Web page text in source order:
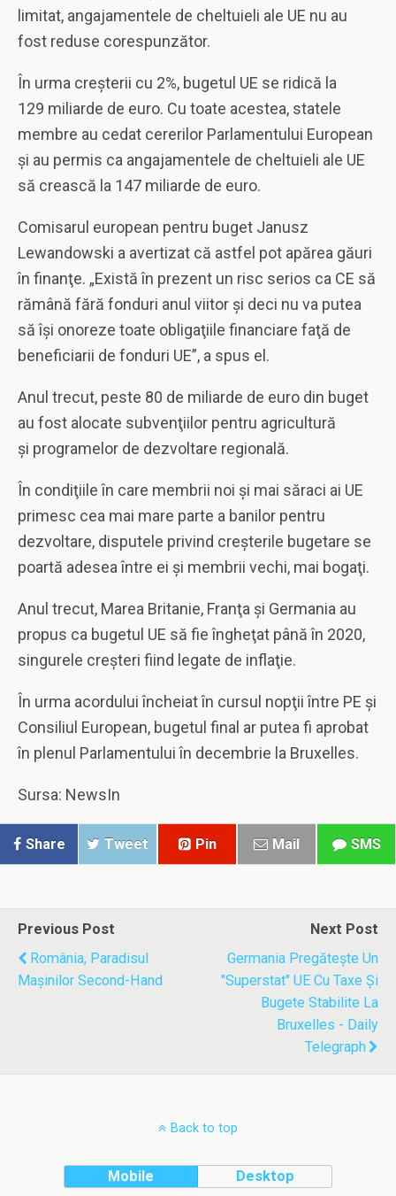
limitat, angajamentele de cheltuieli ale UE nu au
fost reduse corespunzător.
În urma creşterii cu 2%, bugetul UE se ridică la
129 miliarde de euro. Cu toate acestea, statele
membre au cedat cererilor Parlamentului European
şi au permis ca angajamentele de cheltuieli ale UE
să crească la 147 miliarde de euro.
Comisarul european pentru buget Janusz
Lewandowski a avertizat că astfel pot apărea găuri
în finanţe. „Există în prezent un risc serios ca CE să
rămână fără fonduri anul viitor şi deci nu va putea
să îşi onoreze toate obligaţiile financiare faţă de
beneficiarii de fonduri UE”, a spus el.
Anul trecut, peste 80 de miliarde de euro din buget
au fost alocate subvenţiilor pentru agricultură
şi programelor de dezvoltare regională.
În condiţiile în care membrii noi şi mai săraci ai UE
primesc cea mai mare parte a banilor pentru
dezvoltare, disputele privind creşterile bugetare se
poartă adesea între ei şi membrii vechi, mai bogaţi.
Anul trecut, Marea Britanie, Franţa şi Germania au
propus ca bugetul UE să fie îngheţat până în 2020,
singurele creşteri fiind legate de inflaţie.
În urma acordului încheiat în cursul nopţii între PE şi
Consiliul European, bugetul final ar putea fi aprobat
în plenul Parlamentului în decembrie la Bruxelles.
Sursa: NewsIn
Share Tweet Pin Mail SMS
Previous Post
România, Paradisul
Maşinilor Second-Hand
Next Post
Germania Pregăteşte Un
"superstat" UE Cu Taxe Şi
Bugete Stabilite La
Bruxelles - Daily
Telegraph
Back to top
Mobile Desktop